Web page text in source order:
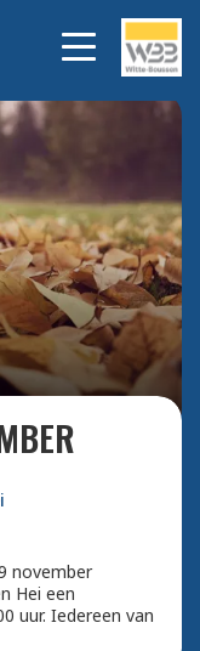
Bekijk alle foto's
november
Hei een
uur. Iedereen van